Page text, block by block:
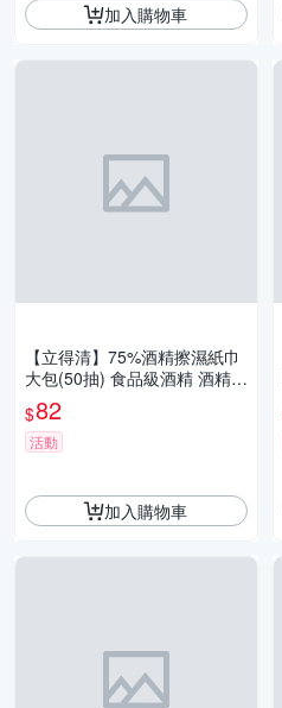
加入購物車
【立得清】75%酒精擦濕紙巾
大包(50抽) 食品級酒精 酒精布
酒精濕巾 清潔抗菌 擦拭無水
痕
$82
活動
加入購物車